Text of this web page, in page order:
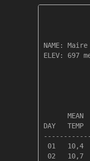
NAME:
ELEV: 697
MEAN
DAY
01   10,4
02   10,7